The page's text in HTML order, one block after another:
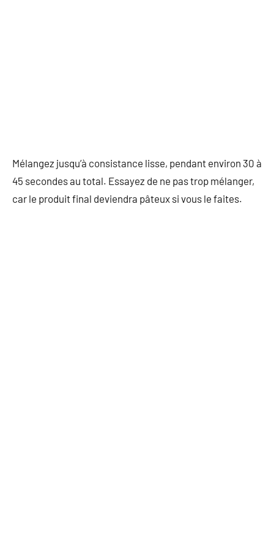
Mélangez jusqu’à consistance lisse, pendant environ 30 à
45 secondes au total. Essayez de ne pas trop mélanger,
car le produit final deviendra pâteux si vous le faites.